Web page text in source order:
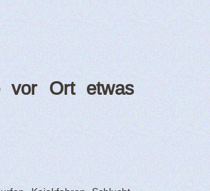
vor Ort etwas